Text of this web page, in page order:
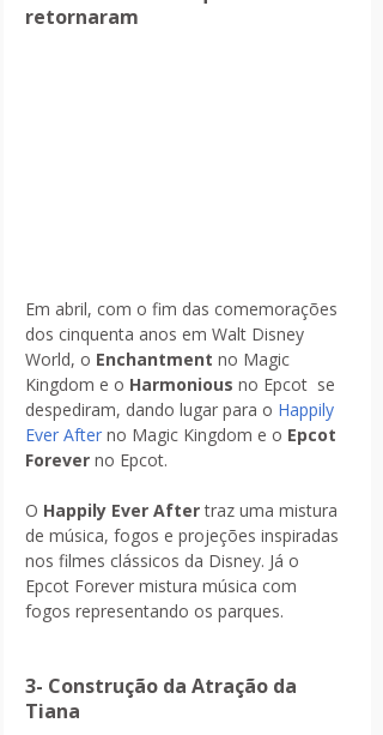
retornaram
Em abril, com o fim das comemorações
dos cinquenta anos em Walt Disney
World, o Enchantment no Magic
Kingdom e o Harmonious no Epcot  se
despediram, dando lugar para o Happily
Ever After no Magic Kingdom e o Epcot
Forever no Epcot.
O Happily Ever After traz uma mistura
de música, fogos e projeções inspiradas
nos filmes clássicos da Disney. Já o
Epcot Forever mistura música com
fogos representando os parques.
3- Construção da Atração da
Tiana